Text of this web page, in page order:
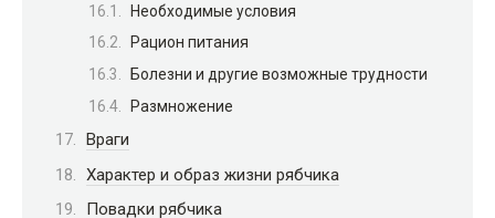
Необходимые условия
Рацион питания
Болезни и другие возможные трудности
Размножение
Враги
Характер и образ жизни рябчика
Повадки рябчика